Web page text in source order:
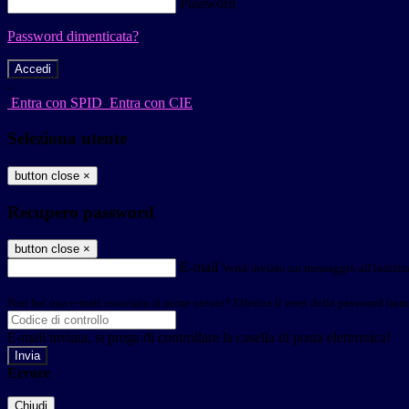
Password
Password dimenticata?
-
Entra con SPID Entra con CIE
Seleziona utente
button close ×
Recupero password
button close ×
E-mail Verrà inviato un messaggio
Non hai una e-mail associata al nome utente? Effettua il reset della password
E-mail inviata, si prega di controllare la casella di posta elettronica!
Errore
Chiudi